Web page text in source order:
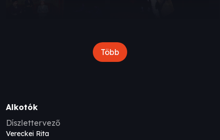
Több
Alkotók
Díszlettervező
Vereckei Rita